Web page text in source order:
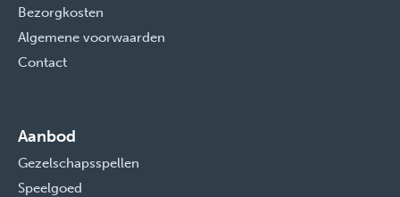
Bezorgkosten
Algemene voorwaarden
Contact
Aanbod
Gezelschapsspellen
Speelgoed